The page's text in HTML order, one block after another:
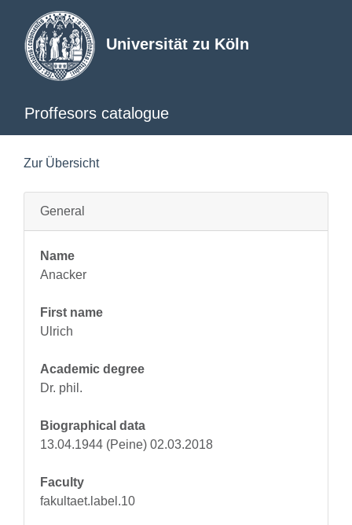
Universität zu Köln
Proffesors catalogue
Zur Übersicht
General
Name
Anacker
First name
Ulrich
Academic degree
Dr. phil.
Biographical data
13.04.1944 (Peine) 02.03.2018
Faculty
fakultaet.label.10